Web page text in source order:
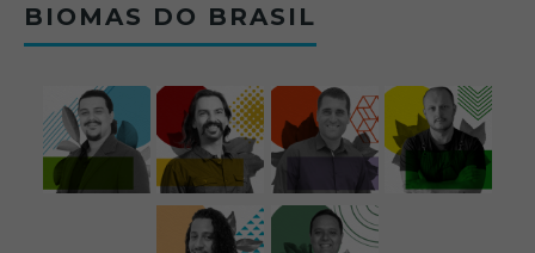
BIOMAS DO BRASIL